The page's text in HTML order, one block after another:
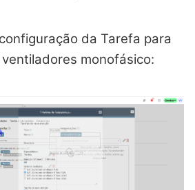
da Tarefa para
monofásico: